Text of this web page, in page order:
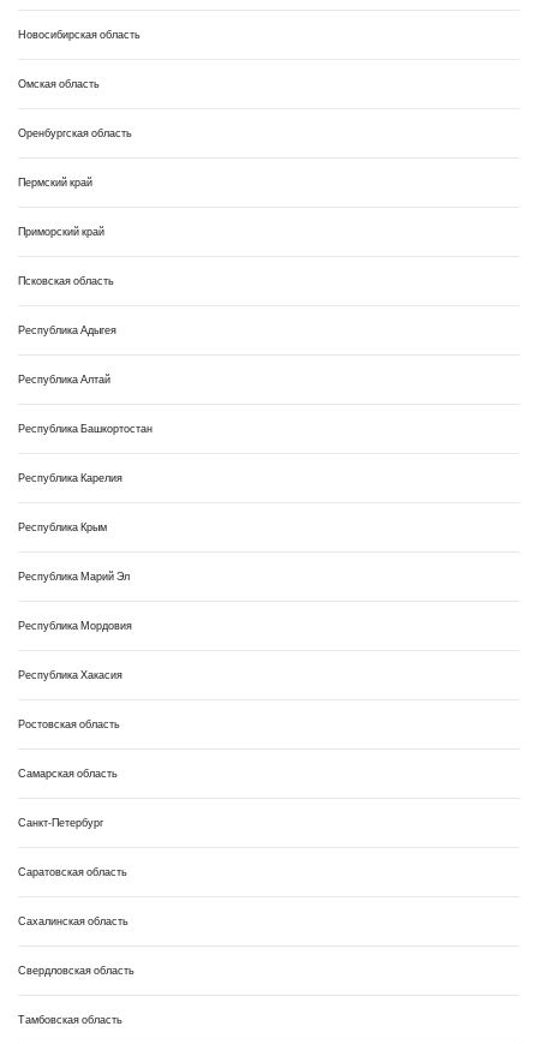
Новосибирская область
Омская область
Оренбургская область
Пермский край
Приморский край
Псковская область
Республика Адыгея
Республика Алтай
Республика Башкортостан
Республика Карелия
Республика Крым
Республика Марий Эл
Республика Мордовия
Республика Хакасия
Ростовская область
Самарская область
Санкт-Петербург
Саратовская область
Сахалинская область
Свердловская область
Тамбовская область